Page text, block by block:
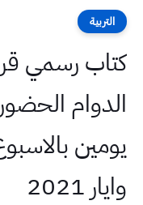
التربية
كتاب رسمي
الدوام
يومين
وايار 2021